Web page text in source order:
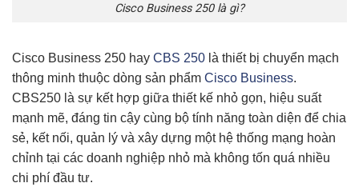
Cisco Business 250 là gì?
Cisco Business 250 hay CBS 250 là thiết bị chuyển mạch
thông minh thuộc dòng sản phẩm Cisco Business.
CBS250 là sự kết hợp giữa thiết kế nhỏ gọn, hiệu suất
mạnh mẽ, đáng tin cậy cùng bộ tính năng toàn diện để chia
sẻ, kết nối, quản lý và xây dựng một hệ thống mạng hoàn
chỉnh tại các doanh nghiệp nhỏ mà không tốn quá nhiều
chi phí đầu tư.